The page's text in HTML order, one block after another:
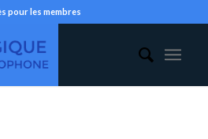
pour les membres